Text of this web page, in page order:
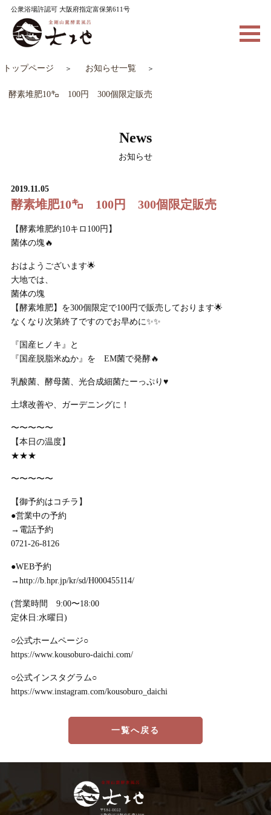
公衆浴場許認可 大阪府指定富保第611号
トップページ お知らせ一覧
酵素堆肥10㌔ 100円 300個限定販売
News
お知らせ
2019.11.05
酵素堆肥10㌔ 100円 300個限定販売
【酵素堆肥約10キロ100円】
菌体の塊🔥
おはようございます🌟
大地では、
菌体の塊
【酵素堆肥】を300個限定で100円で販売しております🌟
なくなり次第終了ですのでお早めに✨✨
『国産ヒノキ』と
『国産脱脂米ぬか』を EM菌で発酵🔥
乳酸菌、酵母菌、光合成細菌たーっぷり♥
土壌改善や、ガーデニングに！
〜〜〜〜〜
【本日の温度】
★★★
〜〜〜〜〜
【御予約はコチラ】
●営業中の予約
→電話予約
0721-26-8126
●WEB予約
→http://b.hpr.jp/kr/sd/H000455114/
(営業時間 9:00〜18:00
定休日:水曜日)
○公式ホームページ○
https://www.kousoburo-daichi.com/
○公式インスタグラム○
https://www.instagram.com/kousoburo_daichi
一覧へ戻る